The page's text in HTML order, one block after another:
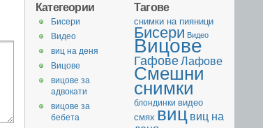
Тагове
cнимки на пияници
Бисери Видео
Вицове
ГафовеЛафове
Смешни
снимки
блондинки видео
смях виц виц на
Категеории
Бисери
Видео
виц на деня
Вицове
вицове за
адвокати
вицове за
бебета